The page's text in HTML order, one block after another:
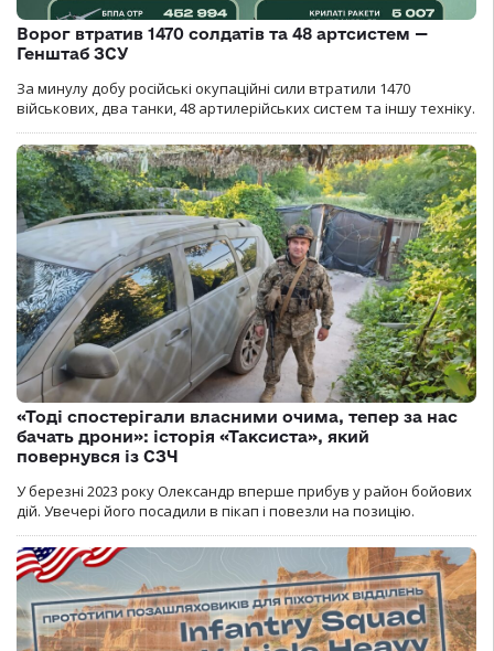
Ворог втратив 1470 солдатів та 48 артсистем —
Генштаб ЗСУ
За минулу добу російські окупаційні сили втратили 1470
військових, два танки, 48 артилерійських систем та іншу техніку.
«Тоді спостерігали власними очима, тепер за нас
бачать дрони»: історія «Таксиста», який
повернувся із СЗЧ
У березні 2023 року Олександр вперше прибув у район бойових
дій. Увечері його посадили в пікап і повезли на позицію.